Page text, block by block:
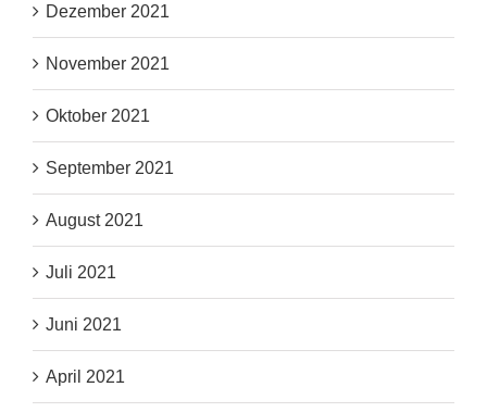
Dezember 2021
November 2021
Oktober 2021
September 2021
August 2021
Juli 2021
Juni 2021
April 2021